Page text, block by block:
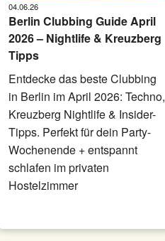
04.06.26
Berlin Clubbing Guide April
2026 – Nightlife & Kreuzberg
Tipps
Entdecke das beste Clubbing
in Berlin im April 2026: Techno,
Kreuzberg Nightlife & Insider-
Tipps. Perfekt für dein Party-
Wochenende + entspannt
schlafen im privaten
Hostelzimmer